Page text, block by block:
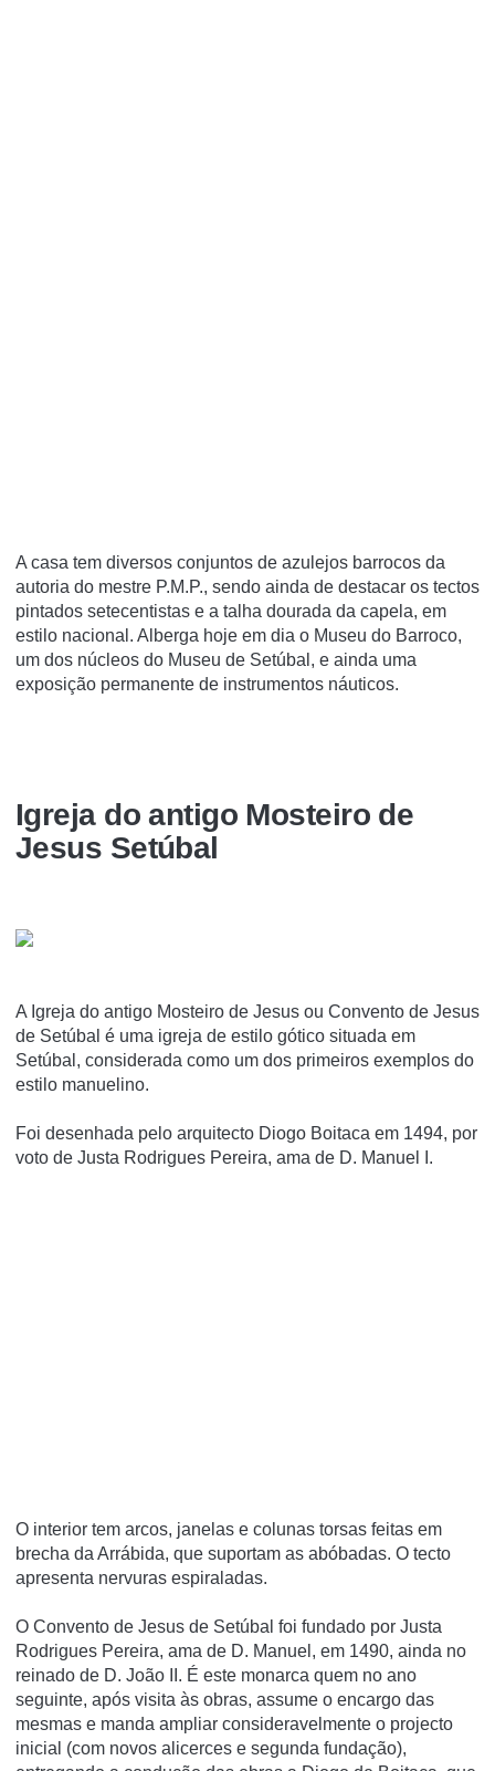
A casa tem diversos conjuntos de azulejos barrocos da
autoria do mestre P.M.P., sendo ainda de destacar os tectos
pintados setecentistas e a talha dourada da capela, em
estilo nacional. Alberga hoje em dia o Museu do Barroco,
um dos núcleos do Museu de Setúbal, e ainda uma
exposição permanente de instrumentos náuticos.
Igreja do antigo Mosteiro de
Jesus Setúbal
A Igreja do antigo Mosteiro de Jesus ou Convento de Jesus
de Setúbal é uma igreja de estilo gótico situada em
Setúbal, considerada como um dos primeiros exemplos do
estilo manuelino.
Foi desenhada pelo arquitecto Diogo Boitaca em 1494, por
voto de Justa Rodrigues Pereira, ama de D. Manuel I.
O interior tem arcos, janelas e colunas torsas feitas em
brecha da Arrábida, que suportam as abóbadas. O tecto
apresenta nervuras espiraladas.
O Convento de Jesus de Setúbal foi fundado por Justa
Rodrigues Pereira, ama de D. Manuel, em 1490, ainda no
reinado de D. João II. É este monarca quem no ano
seguinte, após visita às obras, assume o encargo das
mesmas e manda ampliar consideravelmente o projecto
inicial (com novos alicerces e segunda fundação),